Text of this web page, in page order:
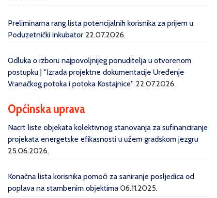
Preliminarna rang lista potencijalnih korisnika za prijem u
Poduzetnički inkubator 22.07.2026.
Odluka o izboru najpovoljnijeg ponuditelja u otvorenom
postupku | ''Izrada projektne dokumentacije Uređenje
Vranačkog potoka i potoka Kostajnice'' 22.07.2026.
Općinska uprava
Nacrt liste objekata kolektivnog stanovanja za sufinanciranje
projekata energetske efikasnosti u užem gradskom jezgru
25.06.2026.
Konačna lista korisnika pomoći za saniranje posljedica od
poplava na stambenim objektima 06.11.2025.